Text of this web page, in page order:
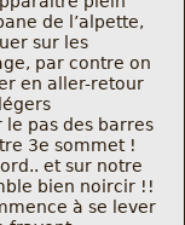
de l’alpette,
sur les
par contre on
en aller-retour
pas des barres
3e sommet !
et sur notre
bien noircir !!
à se lever